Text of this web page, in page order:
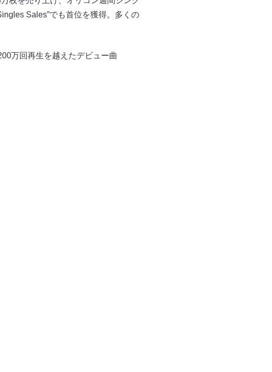
Sales”でも首位を獲得。多くの
万回再生を越えたデビュー曲